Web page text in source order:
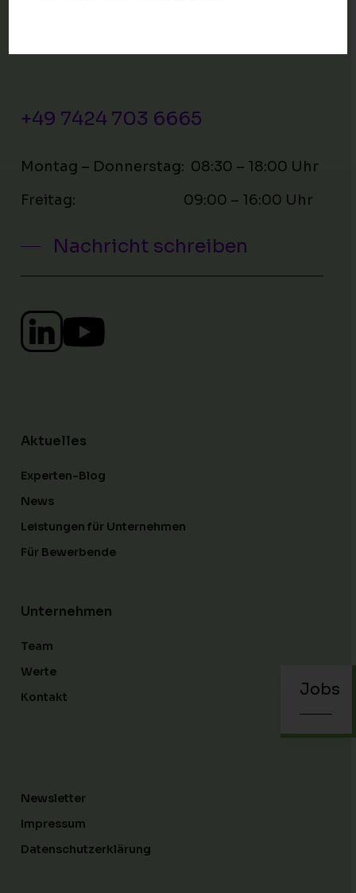
+49 7424 703 6665
Montag – Donnerstag: 08:30 – 18:00 Uhr
Freitag: 09:00 – 16:00 Uhr
Nachricht schreiben
Aktuelles
Experten-Blog
News
Leistungen für Unternehmen
Für Bewerbende
Unternehmen
Team
Werte
Kontakt
Newsletter
Impressum
Datenschutzerklärung
Jobs